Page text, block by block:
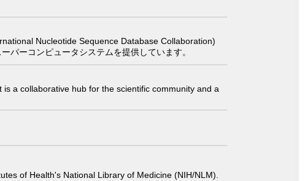
Nucleotide Sequence Database Collaboration)
パーコンピュータシステムを提供しています。
a collaborative hub for the scientific community and a
of Health's National Library of Medicine (NIH/NLM).